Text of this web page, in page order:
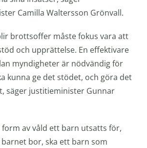
Camilla Waltersson Grönvall.
brottsoffer måste fokus vara att
och upprättelse. En effektivare
myndigheter är nödvändig för
kunna ge det stödet, och göra det
säger justitieminister Gunnar
form av våld ett barn utsatts för,
bor, ska ett barn som